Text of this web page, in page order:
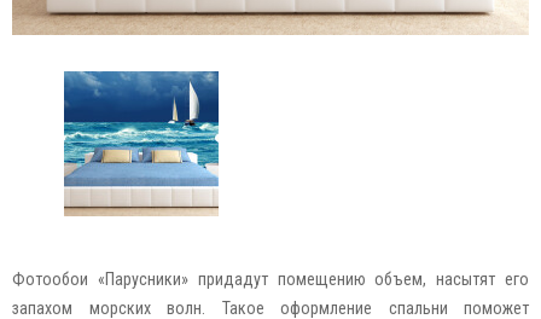
Фотообои «Парусники» придадут помещению объем, насытят его
запахом морских волн. Такое оформление спальни поможет